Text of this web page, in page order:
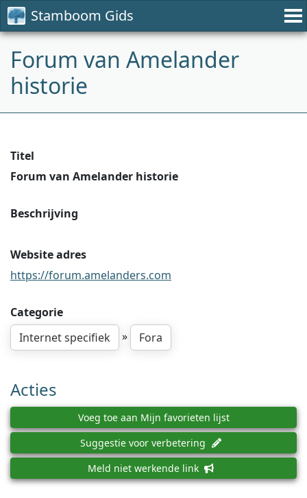
Stamboom Gids
Forum van Amelander
historie
Titel
Forum van Amelander historie
Beschrijving
Website adres
https://forum.amelanders.com
Categorie
Internet specifiek
» Fora
Acties
Voeg toe aan Mijn favorieten lijst
Suggestie voor verbetering
Meld niet werkende link